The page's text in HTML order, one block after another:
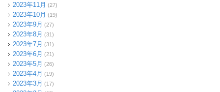
2023年11月 (27)
2023年10月 (19)
2023年9月 (27)
2023年8月 (31)
2023年7月 (31)
2023年6月 (21)
2023年5月 (26)
2023年4月 (19)
2023年3月 (17)